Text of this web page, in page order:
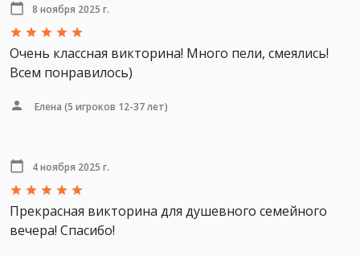
8 ноября 2025 г.
Очень классная викторина! Много пели, смеялись!
Всем понравилось)
Елена (5 игроков 12-37 лет)
4 ноября 2025 г.
Прекрасная викторина для душевного семейного
вечера! Спасибо!